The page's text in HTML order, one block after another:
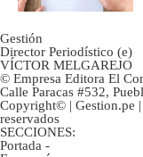
Gestión
Director Periodístico (e)
VÍCTOR MELGAREJO
© Empresa Editora El
Calle Paracas #532,
Copyright© | Gestion.pe
reservados
SECCIONES:
Portada -